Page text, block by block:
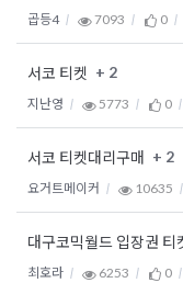
곱등4 7093 0
서코 티켓 + 2
지난영 5773 0
서코 티켓대리구매 + 2
요거트메이커 10635
대구코믹월드 입장권 티
최호라 6253 0